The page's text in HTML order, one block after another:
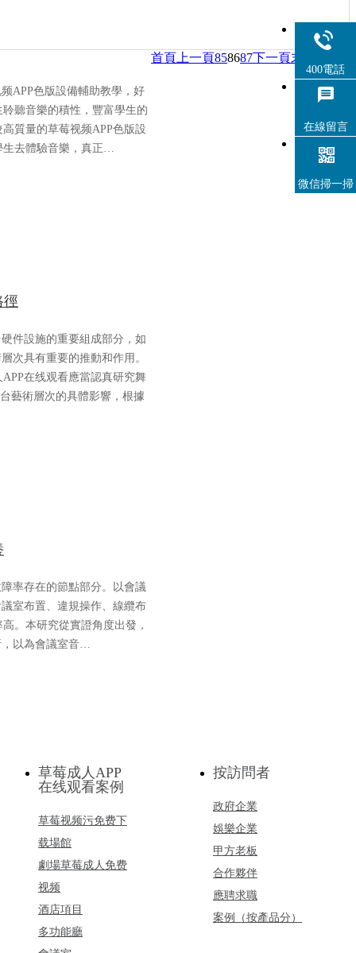
APP色版設備輔助教學，好
聽音樂的積性，豐富學生的
質量的草莓视频APP色版設
去體驗音樂，真正…
徑
件設施的重要組成部分，如
次具有重要的推動和作用。
在线观看應當認真研究舞
藝術層次的具體影響，根據
率存在的節點部分。以會議
室布置、違規操作、線纜布
。本研究從實證角度出發，
以為會議室音…
首頁 上一頁858687下一頁末頁
草莓成人APP
在线观看案例
草莓视频污免费下
载場館
劇場草莓成人免费
视频
酒店項目
多功能廳
按訪問者
政府企業
娛樂企業
甲方老板
合作夥伴
應聘求職
案例（按產品分）
400電話
在線留言
微信掃一掃